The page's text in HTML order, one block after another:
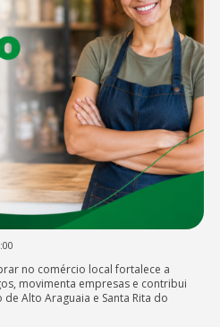
no comércio local fortalece a
movimenta empresas e contribui
Alto Araguaia e Santa Rita do